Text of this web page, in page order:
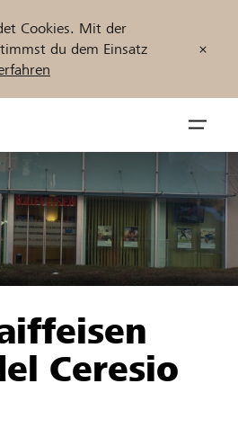
Cookies. Mit der
du dem Einsatz
öffnen
finden
starten
Ceresio